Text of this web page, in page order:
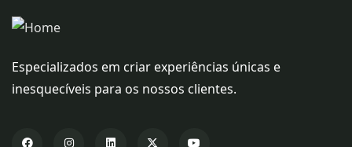
Especializados em criar experiências únicas e
inesquecíveis para os nossos clientes.